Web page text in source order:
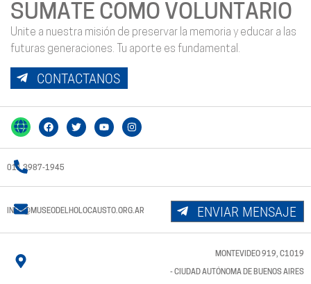
SUMATE COMO VOLUNTARIO
Unite a nuestra misión de preservar la memoria y educar a las
futuras generaciones. Tu aporte es fundamental.
CONTACTANOS
011 3987-1945
INFO@MUSEODELHOLOCAUSTO.ORG.AR ENVIAR MENSAJE
MONTEVIDEO 919, C1019
- CIUDAD AUTÓNOMA DE BUENOS AIRES